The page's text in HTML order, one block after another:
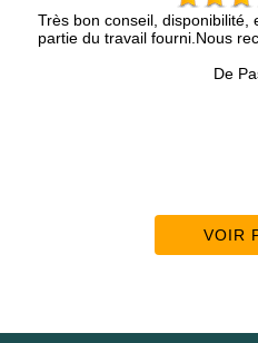
disponibilité, efficacité et la
fourni.Nous recommandons
VOIR